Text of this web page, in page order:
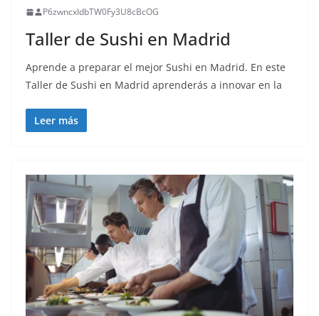
P6zwncxIdbTW0Fy3U8cBcOG
Taller de Sushi en Madrid
Aprende a preparar el mejor Sushi en Madrid. En este
Taller de Sushi en Madrid aprenderás a innovar en la
Leer más